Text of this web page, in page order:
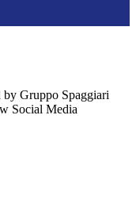
Gruppo Spaggiari
Social Media